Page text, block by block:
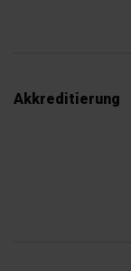
Akkreditierung